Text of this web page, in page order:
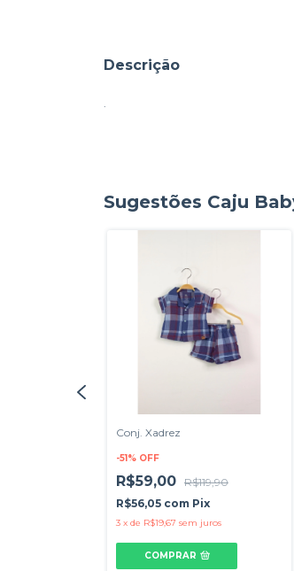
Descrição
.
Sugestões Caju
Conj. Xadrez
-51 % OFF
R$59,00 R$119,90
R$56,05 com Pix
3 x de R$19,67 sem juros
COMPRAR